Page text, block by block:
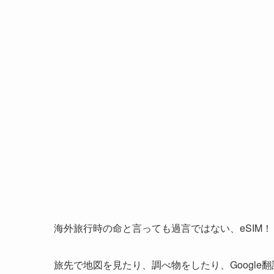
海外旅行時の命と言っても過言ではない、eSIM！
旅先で地図を見たり、調べ物をしたり、Google翻